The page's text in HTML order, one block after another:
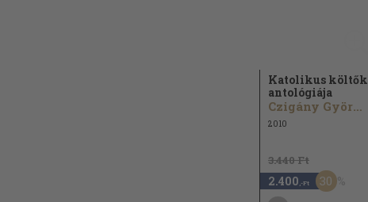
Katolikus költők
antológiája
Czigány György...
2010
3.440 Ft
2.400 ,-Ft 30